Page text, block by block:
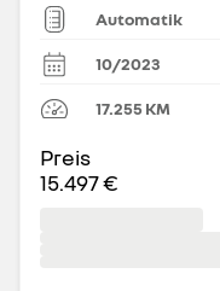
Automatik
10/2023
17.255 KM
Preis
15.497 €